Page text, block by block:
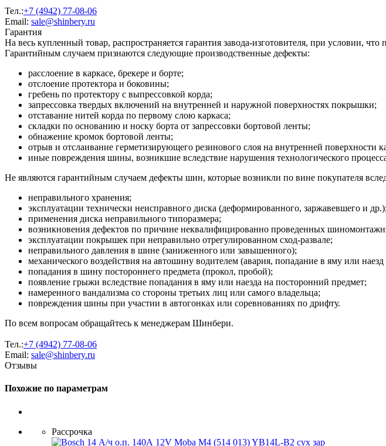
Тел.:+7 (4942) 77-08-06
Email: sale@shinbery.ru
Гарантия
На весь купленный товар, распространяется гарантия завода-изготовителя, при условии,
Гарантийным случаем признаются следующие производственные дефекты:
расслоение в каркасе, брекере и борте;
отслоение протектора и боковины;
гребень по протектору с выпрессовкой корда;
запрессовка твердых включений на внутренней и наружной поверхностях покрышки;
отставание нитей корда по первому слою каркаса;
складки по основанию и носку борта от запрессовки бортовой ленты;
обнажение кромок бортовой ленты;
отрыв и отслаивание герметизирующего резинового слоя на внутренней поверхности
иные повреждения шины, возникшие вследствие нарушения технологического
Не являются гарантийным случаем дефекты шин, которые возникли по вине покупателя
неправильного хранения;
эксплуатации технически неисправного диска (деформированного, заржавевшего и др.);
применения диска неправильного типоразмера;
возникновения дефектов по причине неквалифицированно проведенных
эксплуатации покрышек при неправильно отрегулированном сход-развале;
неправильного давления в шине (заниженного или завышенного);
механического воздействия на автошину водителем (авария, попадание в яму или
попадания в шину постороннего предмета (прокол, пробой);
появление грыжи вследствие попадания в яму или наезда на посторонний предмет;
намеренного вандализма со стороны третьих лиц или самого владельца;
повреждения шины при участии в автогонках или соревнованиях по дрифту.
По всем вопросам обращайтесь к менеджерам Шинбери.
Тел.:+7 (4942) 77-08-06
Email: sale@shinbery.ru
Отзывы
Похожие по параметрам
Рассрочка